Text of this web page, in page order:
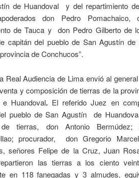
de Huandoval
y del repartimiento
don Pedro
de Tauca y
don Pedro Gilberto de
capitán del pueblo de San Agustín de
de Conchucos”.
Real Audiencia de Lima envió al
y composición de tierras de la
Huandoval. El referido Juez en
pueblo de San Agustín
de
tierras, don Antonio Bermúdez;
procurador,
don Gregorio
señores Felipe de la Cruz, Juan
las tierras a los ciento
en 118 fanegadas y 3 almudes,